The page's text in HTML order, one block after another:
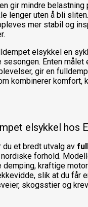
gir mindre belastning
lenger uten å bli
mer stabil og
elsykkel en
Enten målet
gir en
kombinerer komfort,
elsykkel hos
du et bredt utvalg av
forhold.
demping, kraftige
slik at du får
skogsstier og